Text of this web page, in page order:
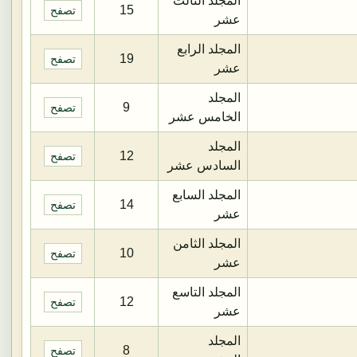
عشر
15 تصفح
المجلد الرابع
عشر
19 تصفح
المجلد
الخامس عشر
9 تصفح
المجلد
السادس عشر
12 تصفح
المجلد السابع
عشر
14 تصفح
المجلد الثامن
عشر
10 تصفح
المجلد التاسع
عشر
12 تصفح
المجلد
8 تصفح